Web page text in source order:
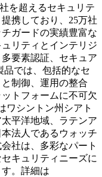
を超えるセキュリテ
携しており、25万社
ガードの実績豊富な
リティとインテリジ
要素認証、セキュア
品では、包括的なセ
制御、運用の整合
トフォームに不可欠
ワシントン州シアト
平洋地域、ラテンア
法人であるウォッチ
社は、多彩なパート
キュリティニーズに
。詳細は